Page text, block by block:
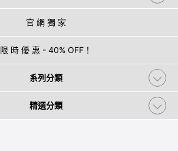
官 網 獨 家
限 時 優 惠 - 40% OFF！
系列分類
精選分類